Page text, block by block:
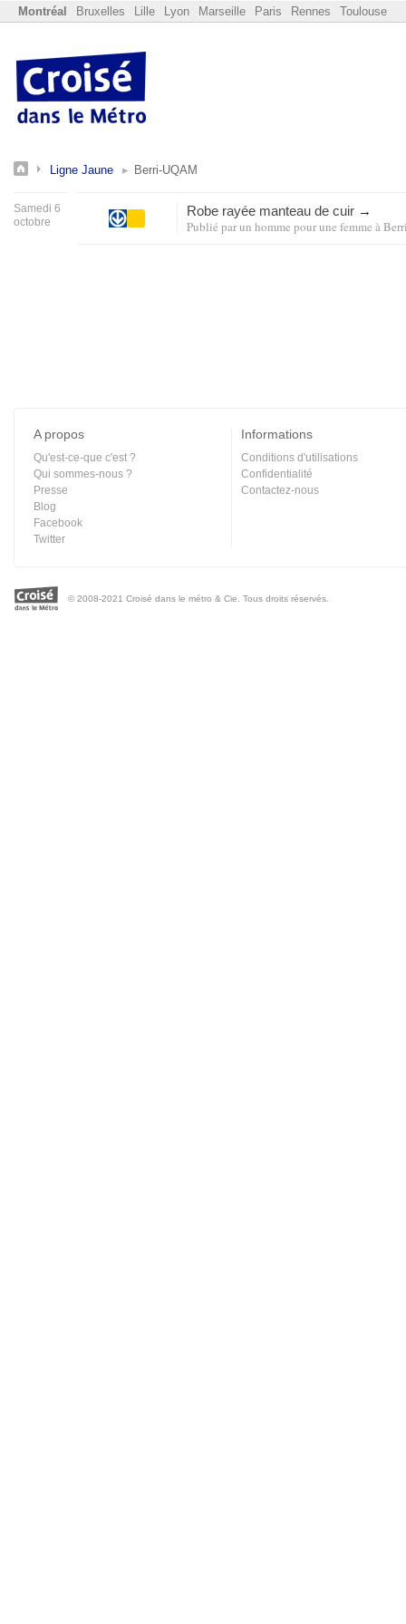
Montréal Bruxelles Lille Lyon Marseille Paris Rennes Toulouse
Ligne Jaune Berri-UQAM
Samedi 6
octobre
Robe rayée manteau de cuir →
Publié parun homme pour une femme à
A propos
Qu'est-ce-que c'est ?
Qui sommes-nous ?
Presse
Blog
Facebook
Twitter
Informations
Conditions d'utilisations
Confidentialité
Contactez-nous
© 2008-2021 Croisé dans le métro & Cie. Tous droits réservés.